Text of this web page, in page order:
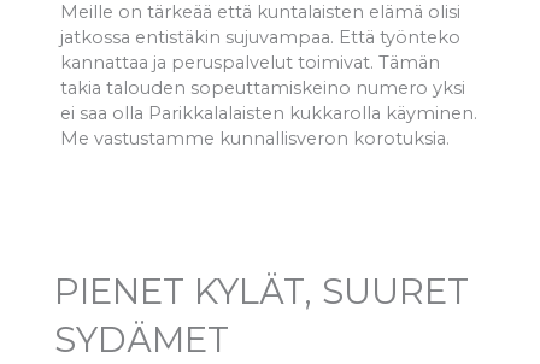
Meille on tärkeää että kuntalaisten elämä olisi
jatkossa entistäkin sujuvampaa. Että työnteko
kannattaa ja peruspalvelut toimivat. Tämän
takia talouden sopeuttamiskeino numero yksi
ei saa olla Parikkalalaisten kukkarolla käyminen.
Me vastustamme kunnallisveron korotuksia.
PIENET KYLÄT, SUURET
SYDÄMET